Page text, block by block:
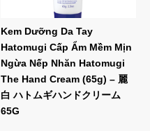
Kem Dưỡng Da Tay
Hatomugi Cấp Ẩm Mềm Mịn
Ngừa Nếp Nhăn Hatomugi
The Hand Cream (65g) – 麗
白 ハトムギハンドクリーム
65G